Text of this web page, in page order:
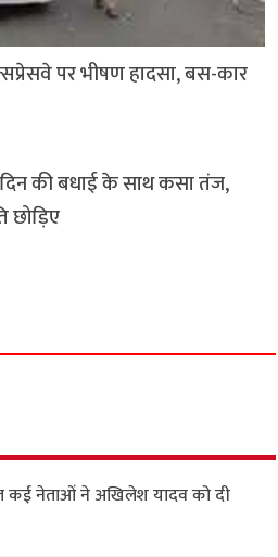
पर भीषण हादसा, बस-कार
की बधाई के साथ कसा तंज,
छोड़िए
कई नेताओं ने अखिलेश यादव को दी